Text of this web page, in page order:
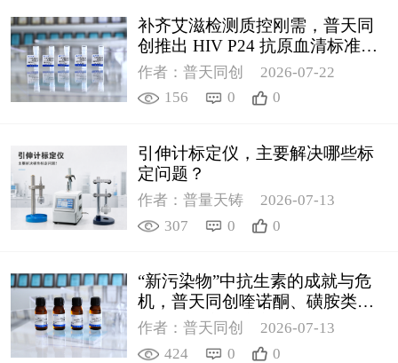
补齐艾滋检测质控刚需，普天同
创推出 HIV P24 抗原血清标准物
质
作者：普天同创
2026-07-22
156
0 0
引伸计标定仪，主要解决哪些标
定问题？
作者：普量天铸
2026-07-13
307
0 0
“新污染物”中抗生素的成就与危
机，普天同创喹诺酮、磺胺类质
控新品筑牢环境安全防线
作者：普天同创
2026-07-13
424
0 0